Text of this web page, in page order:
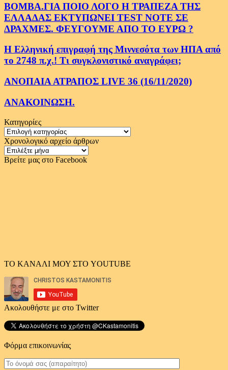
ΒΟΜΒΑ.ΓΙΑ ΠΟΙΟ ΛΟΓΟ Η ΤΡΑΠΕΖΑ ΤΗΣ
ΕΛΛΑΔΑΣ ΕΚΤΥΠΩΝΕΙ TEST NOTE ΣΕ
ΔΡΑΧΜΕΣ. ΦΕΥΓΟΥΜΕ ΑΠΟ ΤΟ ΕΥΡΩ ?
Η Ελληνική επιγραφή της Μιννεσότα των ΗΠΑ από
το 2748 π.χ.! Τι συγκλονιστικό αναγράφει;
ΑΝΟΠΑΙΑ ΑΤΡΑΠΟΣ LIVE 36 (16/11/2020)
ΑΝΑΚΟΙΝΩΣΗ.
Κατηγορίες
Κατηγορίες
Χρονολογικό αρχείο άρθρων
Χρονολογικό
αρχείο
Βρείτε μας στο Facebook
ΤΟ ΚΑΝΑΛΙ ΜΟΥ ΣΤΟ YOUTUBE
Ακολουθήστε με στο Twitter
Φόρμα επικοινωνίας